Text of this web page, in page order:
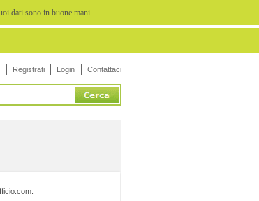
dati sono in buone mani
Registrati Login Contattaci